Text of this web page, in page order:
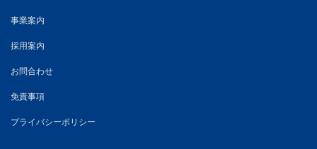
事業案内
採用案内
お問合わせ
免責事項
プライバシーポリシー